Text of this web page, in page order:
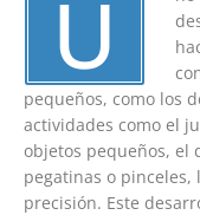
U
pequeños, como los
actividades como el
objetos pequeños, el
pegatinas o pinceles,
precisión. Este